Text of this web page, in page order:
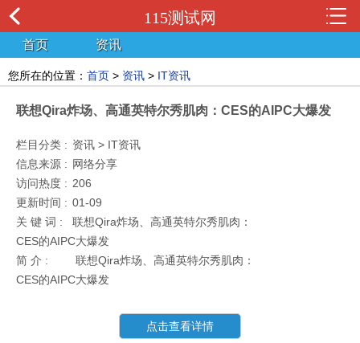
115测试网
首页 资讯
您所在的位置： 首页 > 资讯 > IT资讯
联想Qira炸场、高通英特尔秀肌肉：CES的AIPC大爆发
栏目分类 : 资讯 > IT资讯
信息来源 : 网络分享
访问热度 : 206
更新时间 : 01-09
关 键 词 :
联想Qira炸场、高通英特尔秀肌肉：
CES的AIPC大爆发
简 介 :
联想Qira炸场、高通英特尔秀肌肉：
CES的AIPC大爆发
点击查看详情